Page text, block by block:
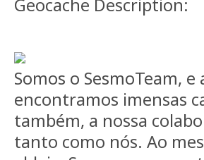
Geocache Description:
Somos o SesmoTeam,
encontramos imensas
também, a nossa
tanto como nós. Ao